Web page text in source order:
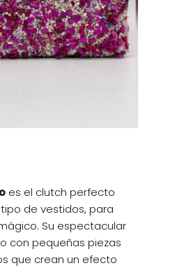
es el clutch perfecto
de vestidos, para
Su espectacular
con pequeñas piezas
que crean un efecto